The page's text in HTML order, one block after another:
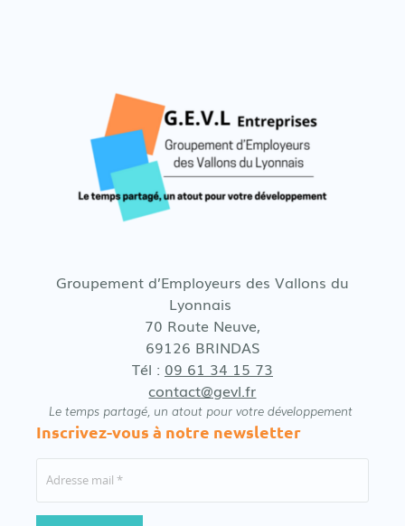
Groupement d’Employeurs des Vallons du
Lyonnais
70 Route Neuve,
69126 BRINDAS
Tél : 09 61 34 15 73
contact@gevl.fr
Le temps partagé, un atout pour votre développement
Inscrivez-vous à notre newsletter